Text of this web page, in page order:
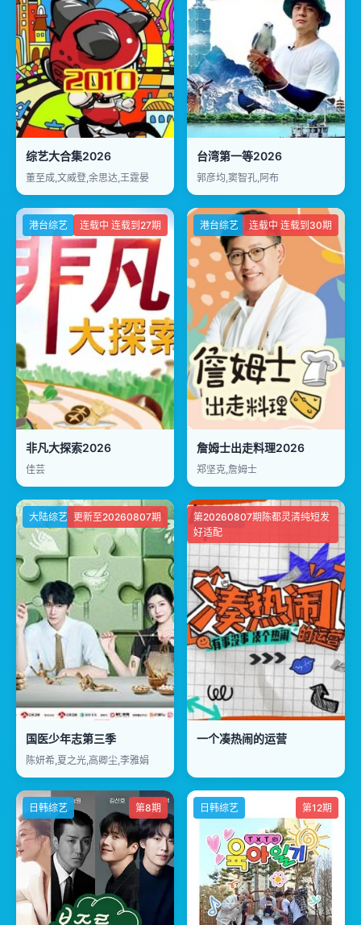
综艺大合集2026
董至成,文威登,余思达,王霆晏
台湾第一等2026
郭彦均,窦智孔,阿布
港台综艺 连载中 连载到27期
非凡大探索2026
佳芸
港台综艺 连载中 连载到30期
詹姆士出走料理2026
郑坚克,詹姆士
大陆综艺 更新至20260807期
国医少年志第三季
陈妍希,夏之光,高卿尘,李雅娟
大陆综艺
第20260807期陈都灵清纯短发
好适配
一个凑热闹的运营
日韩综艺 第8期 日韩综艺 第12期